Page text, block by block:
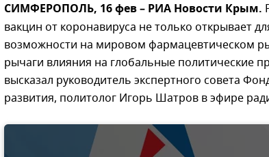
СИМФЕРОПОЛЬ, 16 фев – РИА Новости Крым.
вакцин от коронавируса не только открывает
возможности на мировом фармацевтическом
рычаги влияния на глобальные политические
высказал руководитель экспертного совета
развития, политолог Игорь Шатров в эфире